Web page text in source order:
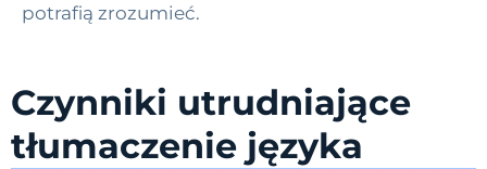
potrafią zrozumieć.
Czynniki utrudniające
tłumaczenie języka